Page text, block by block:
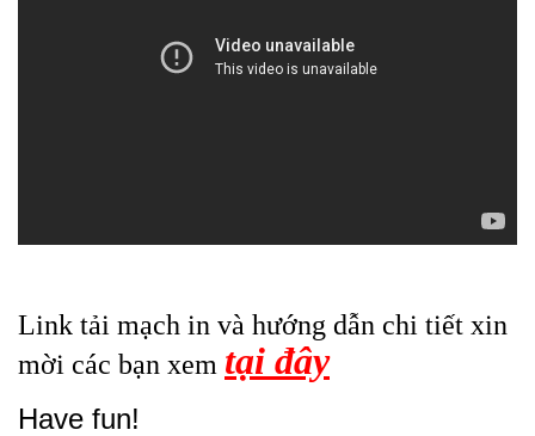
Link tải mạch in và hướng dẫn chi tiết xin
mời các bạn xem tại đây
Have fun!